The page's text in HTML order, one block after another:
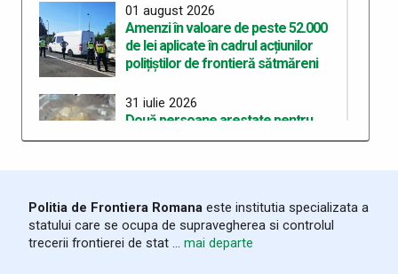
01 august 2026
Amenzi în valoare de peste 52.000
de lei aplicate în cadrul acțiunilor
polițiștilor de frontieră sătmăreni
31 iulie 2026
Două persoane arestate pentru
deținerea de droguri de mare risc pe
28 iulie 2026
ITPF Sighetu Marmației a sărbătorit
162 de ani de la înființarea Poliției de
Politia de Frontiera Romana este institutia specializata a
statului care se ocupa de supravegherea si controlul
trecerii frontierei de stat ... mai departe